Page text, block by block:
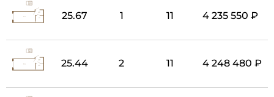
25.67 1 11 4 235 550 ₽
25.44 2 11 4 248 480 ₽